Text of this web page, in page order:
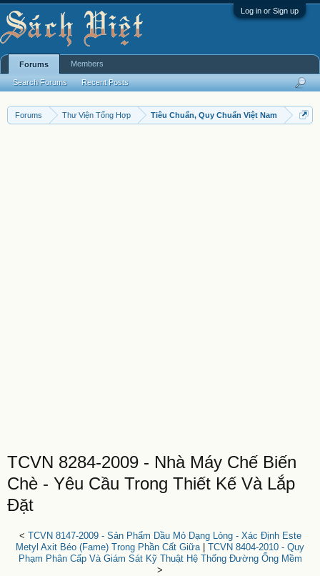
Log in or Sign up
Forums Thư Viện Tổng Hợp Tiêu Chuẩn, Quy Chuẩn Việt Nam
TCVN 8284-2009 - Nhà Máy Chế Biến
Chè - Yêu Cầu Trong Thiết Kế Và Lắp
Đặt
< TCVN 8147-2009 - Sản Phẩm Dầu Mỏ Dạng Lỏng - Xác Định Este
Metyl Axit Béo (Fame) Trong Phần Cất Giữa| TCVN 8404-2010 - Quy
Phạm Phân Cấp Và Giám Sát Kỹ Thuật Hệ Thống Đường Ống Mềm
>
Forums
Search Forums Recent Posts
Members